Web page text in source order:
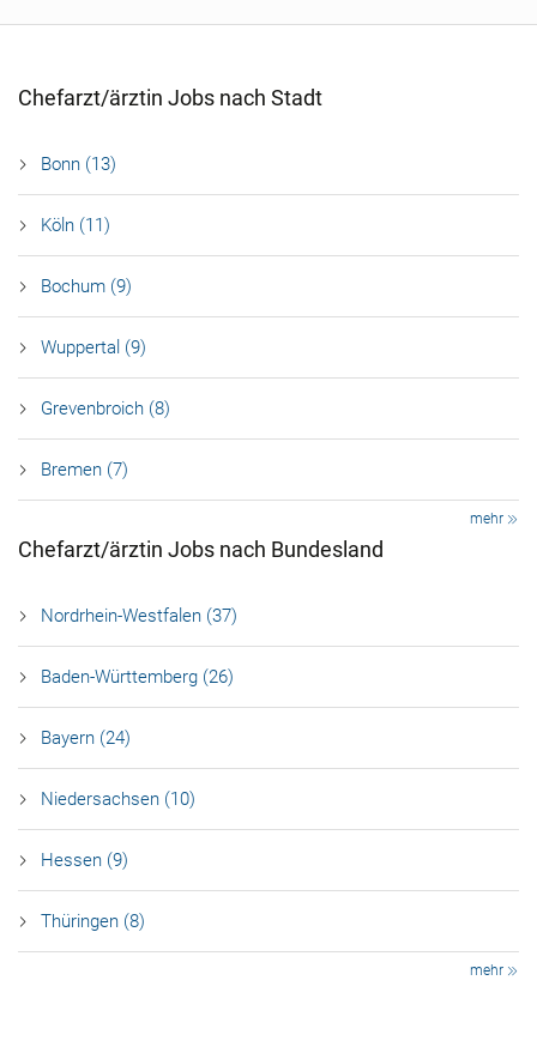
Chefarzt/ärztin Jobs nach Stadt
Bonn (13)
Köln (11)
Bochum (9)
Wuppertal (9)
Grevenbroich (8)
Bremen (7)
mehr
Chefarzt/ärztin Jobs nach Bundesland
Nordrhein-Westfalen (37)
Baden-Württemberg (26)
Bayern (24)
Niedersachsen (10)
Hessen (9)
Thüringen (8)
mehr